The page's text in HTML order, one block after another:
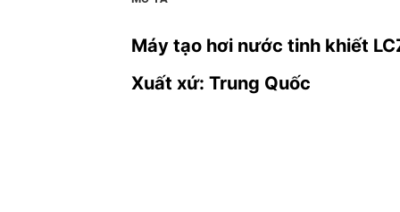
Máy tạo hơi nước tinh khiết
Xuất xứ: Trung Quốc